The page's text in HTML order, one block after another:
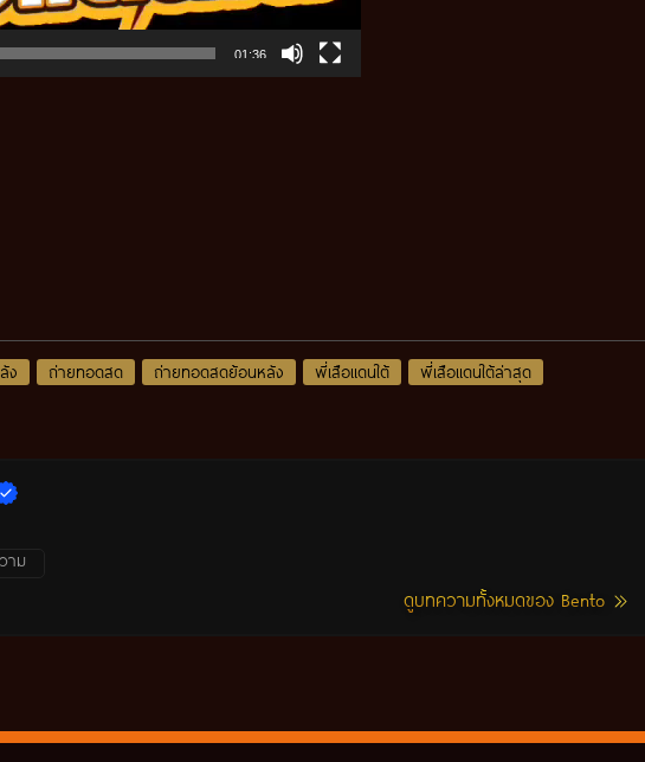
01:36
ง ถ่ายทอดสด ถ่ายทอดสดย้อนหลัง พี่เสือแดนใต้
พี่เสือแดนใต้ล่าสุด
าม
ดูบทความทั้งหมดของ Bento